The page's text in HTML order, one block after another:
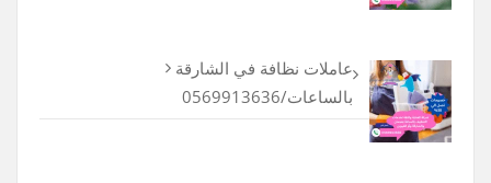
عاملات نظافة في الشارقة
بالساعات/0569913636